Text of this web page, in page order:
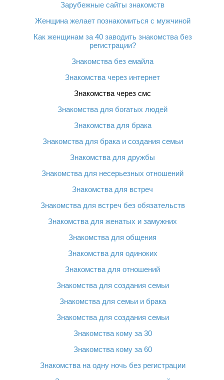
Зарубежные сайты знакомств
Женщина желает познакомиться с мужчиной
Как женщинам за 40 заводить знакомства без
регистрации?
Знакомства без емайла
Знакомства через интернет
Знакомства через смс
Знакомства для богатых людей
Знакомства для брака
Знакомства для брака и создания семьи
Знакомства для дружбы
Знакомства для несерьезных отношений
Знакомства для встреч
Знакомства для встреч без обязательств
Знакомства для женатых и замужних
Знакомства для общения
Знакомства для одиноких
Знакомства для отношений
Знакомства для создания семьи
Знакомства для семьи и брака
Знакомства для создания семьи
Знакомства кому за 30
Знакомства кому за 60
Знакомства на одну ночь без регистрации